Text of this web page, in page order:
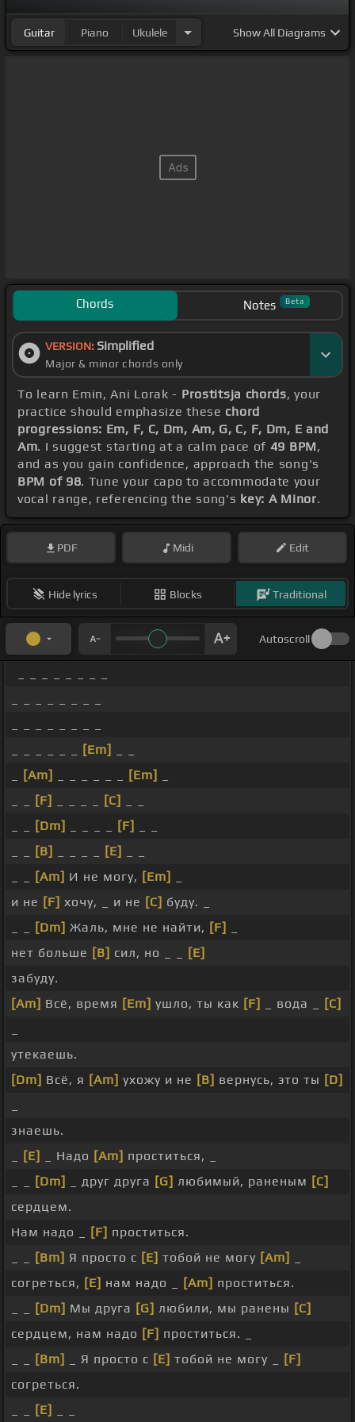
Guitar Piano Ukulele ShowAll Diagrams
Chords Notes Beta
VERSION: Simplified
Major & minor chords only
To learn Emin, Ani Lorak - Prostitsja chords, your
practice should emphasize these chord
progressions: Em, F, C, Dm, Am, G, C, F, Dm, E and
Am. I suggest starting at a calm pace of 49 BPM,
and as you gain confidence, approach the song's
BPM of 98. Tune your capo to accommodate your
vocal range, referencing the song's key: A Minor.
PDF Midi Edit
Hide lyrics Blocks Traditional
Autoscroll
[Em]
[Am] [Em]
[F] [C]
[Dm] [F]
[B] [E]
[Am] И не могу, [Em]
и не [F] хочу, _ и не [C] буду. _
[Dm] Жаль, мне не найти, [F]
нет больше [B] сил, но _ _
[E]
забуду.
[Am] Всё, время [Em] ушло, ты как [F] _ вода _
[C]
утекаешь.
[Dm] Всё, я [Am] ухожу и не [B] вернусь, это ты [D]
знаешь.
[E] _ Надо [Am] проститься, _
[Dm] _ друг друга [G] любимый, раненым [C]
сердцем.
Нам надо _
[F] проститься.
[Bm] Я просто с [E] тобой не могу [Am]
согреться, [E] нам надо _ [Am] проститься.
[Dm] Мы друга [G] любили, мы ранены [C]
сердцем, нам надо [F] проститься. _
[Bm] _ Я просто с [E] тобой не могу _
[F]
согреться.
[E]